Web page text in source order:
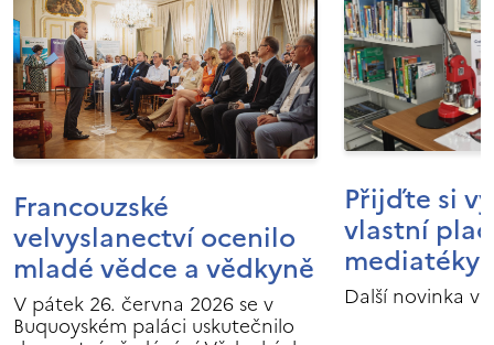
Francouzské
velvyslanectví ocenilo
mladé vědce a vědkyně
V pátek 26. června 2026 se v
Buquoyském paláci uskutečnilo
Přijďte si
vlastní
mediatéky
Další novinka v